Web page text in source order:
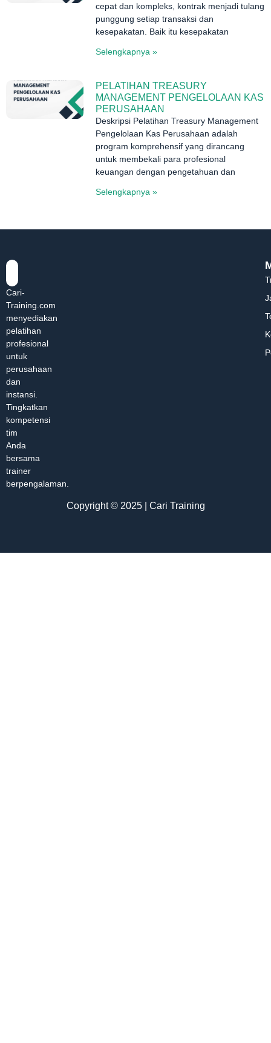
cepat dan kompleks, kontrak menjadi tulang
punggung setiap transaksi dan
kesepakatan. Baik itu kesepakatan
Selengkapnya »
PELATIHAN TREASURY
MANAGEMENT PENGELOLAAN KAS
PERUSAHAAN
Deskripsi Pelatihan Treasury Management
Pengelolaan Kas Perusahaan adalah
program komprehensif yang dirancang
untuk membekali para profesional
keuangan dengan pengetahuan dan
Selengkapnya »
Cari-
Training.com
menyediakan
pelatihan
profesional
untuk
perusahaan
dan
instansi.
Tingkatkan
kompetensi
tim
Anda
bersama
trainer
berpengalaman.
Copyright © 2025 | Cari Training